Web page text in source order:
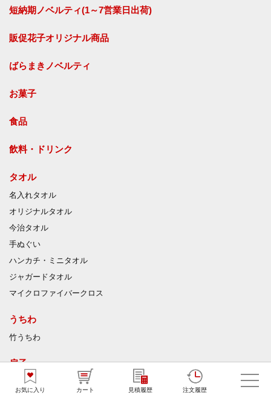
お気に入り カート 見積履歴 注文履歴
短納期ノベルティ(1～7営業日出荷)
販促花子オリジナル商品
ばらまきノベルティ
お菓子
食品
飲料・ドリンク
タオル
名入れタオル
オリジナルタオル
今治タオル
手ぬぐい
ハンカチ・ミニタオル
ジャガードタオル
マイクロファイバークロス
うちわ
竹うちわ
扇子
ハンディファン